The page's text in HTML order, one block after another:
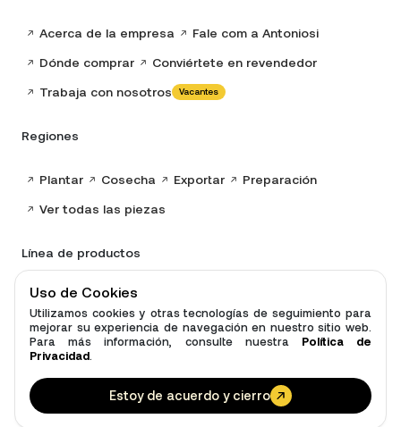
Uso de Cookies
Utilizamos cookies y otras tecnologías de seguimiento para
mejorar su experiencia de navegación en nuestro sitio web.
Para más información, consulte nuestra Política de
Privacidad.
Estoy de acuerdo y cierro
Acerca de la empresa Fale com a Antoniosi
Dónde comprar Conviértete en revendedor
Trabaja con nosotros Vacantes
Regiones
Plantar Cosecha Exportar Preparación
Ver todas las piezas
Línea de productos
Maní Caña de azúcar
Gradas Desbrozadoras Ver todos los productos
© Antoniosi Website 2025 - Reservados todos los derechos.
Política de PrivacidadDesenvolvido por Beepub